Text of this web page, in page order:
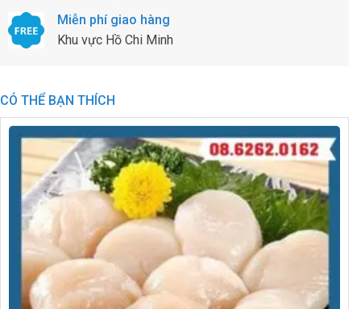
Miễn phí giao hàng
Khu vực Hồ Chi Minh
CÓ THỂ BẠN THÍCH